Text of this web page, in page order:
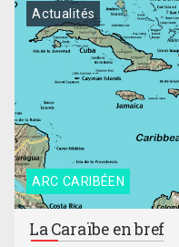
ARC CARIBÉEN
Actualités
La Caraïbe en bref